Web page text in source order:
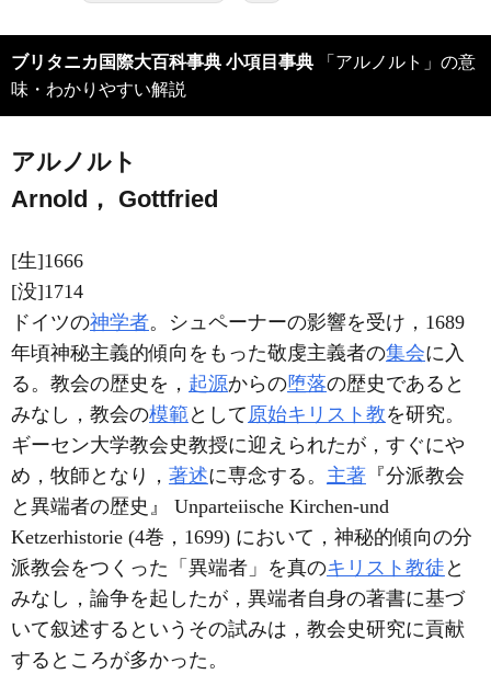
ブリタニカ国際大百科事典 小項目事典 「アルノルト」の意
味・わかりやすい解説
アルノルト
Arnold， Gottfried
[生]1666
[没]1714
ドイツの神学者。シュペーナーの影響を受け，1689
年頃神秘主義的傾向をもった敬虔主義者の集会に入
る。教会の歴史を， 起源からの堕落の歴史であると
みなし，教会の模範 として 原始キリスト教を研究。
ギーセン大学教会史教授に迎えられたが，すぐにや
め，牧師となり， 著述に専念する。 主著 『分派教会
と異端者の歴史』 Unparteiische Kirchen-und
Ketzerhistorie (4巻，1699) において，神秘的傾向の分
派教会をつくった「異端者」を真のキリスト教徒 と
みなし，論争を起したが，異端者自身の著書に基づ
いて叙述するというその試みは，教会史研究に貢献
するところが多かった。